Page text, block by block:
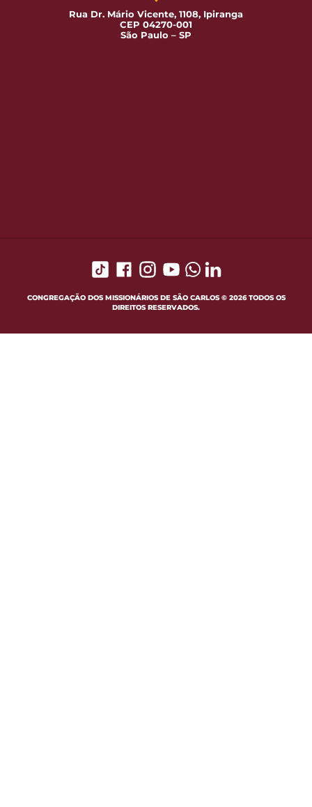
Rua Dr. Mário Vicente, 1108, Ipiranga
CEP 04270-001
São Paulo – SP
CONGREGAÇÃO DOS MISSIONÁRIOS DE SÃO CARLOS © 2026 TODOS OS
DIREITOS RESERVADOS.